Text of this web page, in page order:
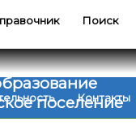
Поиск
поселение
Контакты